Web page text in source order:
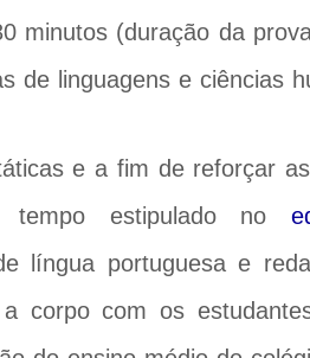
minutos (duração da
de linguagens e ciências
e a fim de reforçar
estipulado no
língua portuguesa e
corpo com os